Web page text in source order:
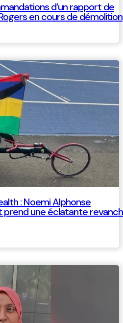
d’un rapport de
en cours de démolition
: Noemi Alphonse
prend une éclatante